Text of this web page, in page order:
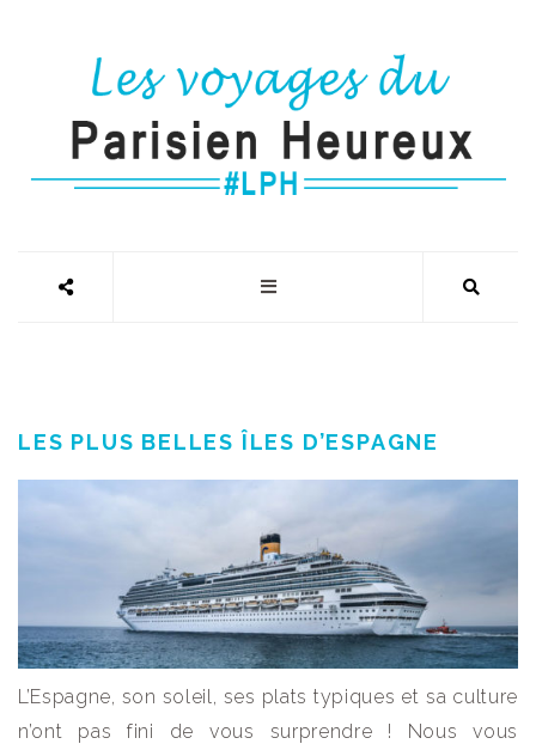
LES PLUS BELLES ÎLES D’ESPAGNE
L’Espagne, son soleil, ses plats typiques et sa culture
n’ont pas fini de vous surprendre ! Nous vous